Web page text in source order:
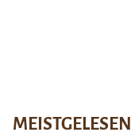
MEISTGELESEN